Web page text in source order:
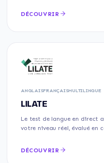
DÉCOUVRIR
ANGLAISFRANÇAISMULTILINGUE
LILATE
Le test de langue en direct
votre niveau réel, évalué en
DÉCOUVRIR